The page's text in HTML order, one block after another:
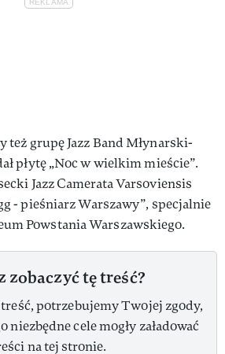
też grupę Jazz Band Młynarski-
płytę „Noc w wielkim mieście”.
Jazz Camerata Varsoviensis
- pieśniarz Warszawy”, specjalnie
Powstania Warszawskiego.
zobaczyć tę treść?
potrzebujemy Twojej zgody,
niezbędne cele mogły załadować
na tej stronie.